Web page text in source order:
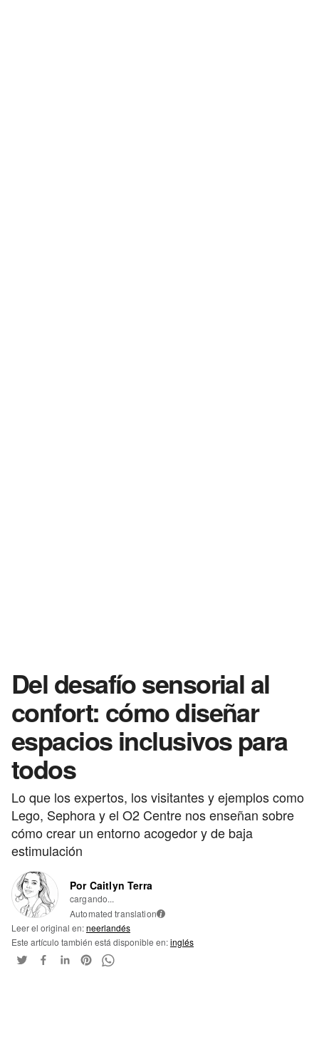
Del desafío sensorial al
confort: cómo diseñar
espacios inclusivos para
todos
Lo que los expertos, los visitantes y ejemplos como
Lego, Sephora y el O2 Centre nos enseñan sobre
cómo crear un entorno acogedor y de baja
estimulación
Por Caitlyn Terra
cargando...
Automated translation i
Leer el original en:neerlandés
Este artículo también está disponible en:inglés